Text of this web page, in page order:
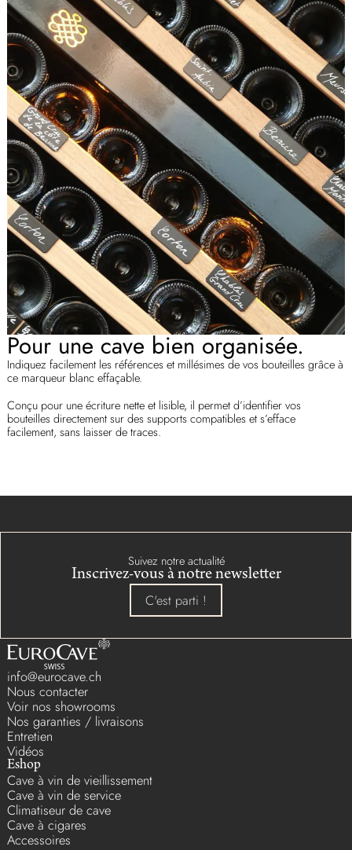
Pour une cave bien organisée.
Indiquez facilement les références et millésimes de vos bouteilles grâce à
ce marqueur blanc effaçable.
Conçu pour une écriture nette et lisible, il permet d’identifier vos
bouteilles directement sur des supports compatibles et s’efface
facilement, sans laisser de traces.
Suivez notre actualité
Inscrivez-vous à notre newsletter
C'est parti !
info@eurocave.ch
Nous contacter
Voir nos showrooms
Nos garanties / livraisons
Entretien
Vidéos
Eshop
Cave à vin de vieillissement
Cave à vin de service
Climatiseur de cave
Cave à cigares
Accessoires